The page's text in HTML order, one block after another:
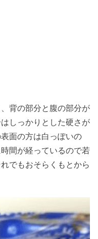
背の部分と腹の部分が
しっかりとした硬さが
面の方は白っぽいの
間が経っているので若
でもおそらくもとから